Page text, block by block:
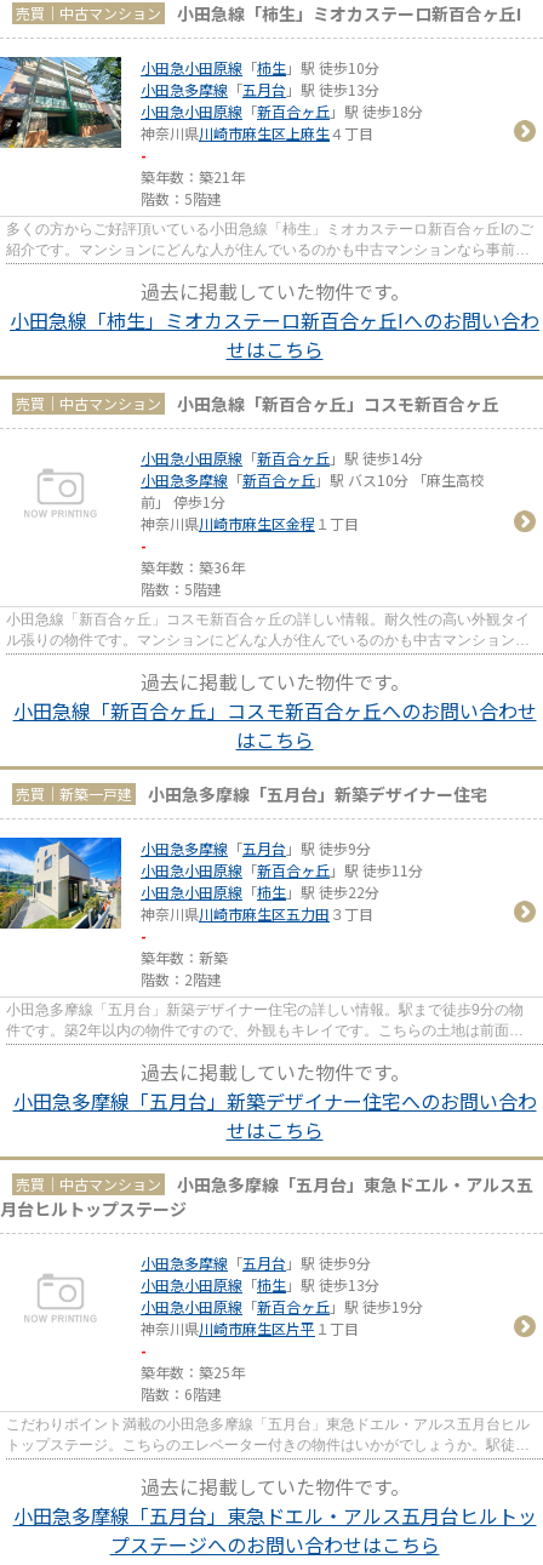
売買｜中古マンション 小田急線「柿生」ミオカステーロ新百合ヶ丘I
小田急小田原線 「柿生」駅 徒歩10分
小田急多摩線 「五月台 」駅 徒歩13分
小田急小田原線 「新百合ヶ丘」駅 徒歩18分
神奈川県川崎市麻生区 上麻生４丁目
-
築年数：築21年
階数：5階建
多くの方からご好評頂いている小田急線「柿生」ミオカステーロ新百合ヶ丘Iのご
紹介です。マンションにどんな人が住んでいるのかも中古マンションなら事前に
過去に掲載していた物件です。
小田急線「柿生」ミオカステーロ新百合ヶ丘Iへのお問い合わ
せはこちら
売買｜中古マンション 小田急線「新百合ヶ丘」コスモ新百合ヶ丘
小田急小田原線 「新百合ヶ丘」駅 徒歩14分
小田急多摩線 「新百合ヶ丘」駅 バス10分 「麻生高校
前」 停歩1分
神奈川県川崎市麻生区金程 １丁目
-
築年数：築36年
階数：5階建
小田急線「新百合ヶ丘」コスモ新百合ヶ丘の詳しい情報。耐久性の高い外観タイ
ル張りの物件です。マンションにどんな人が住んでいるのかも中古マンションな
過去に掲載していた物件です。
小田急線「新百合ヶ丘」コスモ新百合ヶ丘へのお問い合わせ
はこちら
売買｜新築一戸建 小田急多摩線「五月台」新築デザイナー住宅
小田急多摩線 「五月台 」駅 徒歩9分
小田急小田原線 「新百合ヶ丘」駅 徒歩11分
小田急小田原線 「柿生」駅 徒歩22分
神奈川県川崎市麻生区五力田 ３丁目
-
築年数：新築
階数：2階建
小田急多摩線「五月台」新築デザイナー住宅の詳しい情報。駅まで徒歩9分の物
件です。築2年以内の物件ですので、外観もキレイです。こちらの土地は前面道
過去に掲載していた物件です。
小田急多摩線「五月台」新築デザイナー住宅へのお問い合わ
せはこちら
売買｜中古マンション
小田急多摩線「五月台」東急ドエル・アルス五
月台ヒルトップステージ
小田急多摩線 「五月台 」駅 徒歩9分
小田急小田原線 「柿生」駅 徒歩13分
小田急小田原線 「新百合ヶ丘」駅 徒歩19分
神奈川県川崎市麻生区片平 １丁目
-
築年数：築25年
階数：6階建
こだわりポイント満載の小田急多摩線「五月台」東急ドエル・アルス五月台ヒル
トップステージ。こちらのエレベーター付きの物件はいかがでしょうか。駅徒歩
過去に掲載していた物件です。
小田急多摩線「五月台」東急ドエル・アルス五月台ヒルトッ
プステージへのお問い合わせはこちら